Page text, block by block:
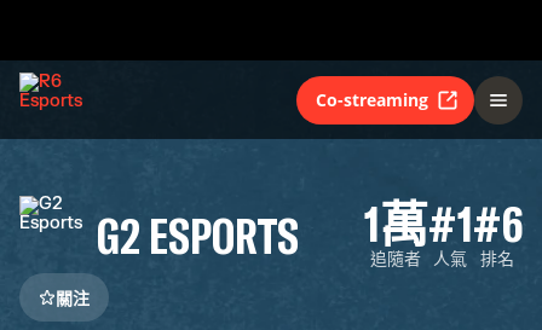
Co-streaming
G2 ESPORTS 1萬
追隨者
#1
人氣
#6
排名
關注